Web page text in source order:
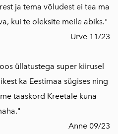
ja tema võludest ei tea ma
kui te oleksite meile abiks."
Urve 11/23
üllatustega super kiirusel
ka Eestimaa sügises ning
taaskord Kreetale kuna
Anne 09/23